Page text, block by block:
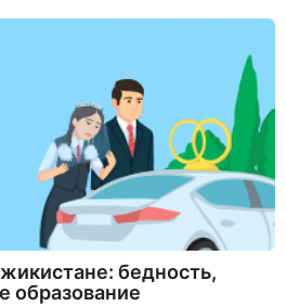
бедность,
образование